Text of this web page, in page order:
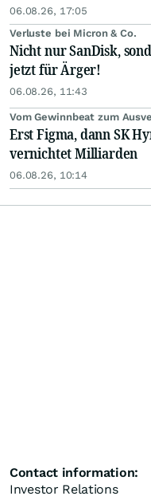
06.08.26, 17:05
Verluste bei Micron & Co.
Nicht nur SanDisk,
jetzt für Ärger!
06.08.26, 11:43
Vom Gewinnbeat zum
Erst Figma, dann SK
vernichtet Milliarden
06.08.26, 10:14
Contact information:
Investor Relations